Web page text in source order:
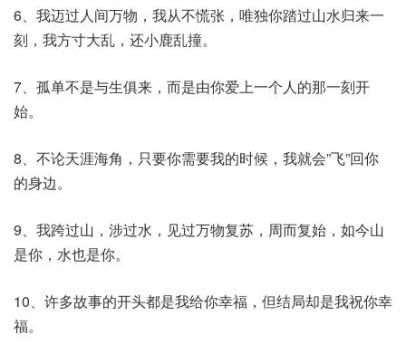
6、我迈过人间万物，我从不慌张，唯独你踏过山水归来一
刻，我方寸大乱，还小鹿乱撞。
7、孤单不是与生俱来，而是由你爱上一个人的那一刻开
始。
8、不论天涯海角，只要你需要我的时候，我就会”飞”回你
的身边。
9、我跨过山，涉过水，见过万物复苏，周而复始，如今山
是你，水也是你。
10、许多故事的开头都是我给你幸福，但结局却是我祝你幸
福。